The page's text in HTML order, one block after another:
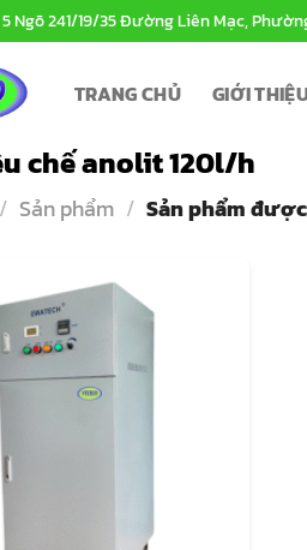
Ngõ 241/19/35 Đường Liên Mạc,
TRANG CHỦ GIỚI
chế anolit 120l/h
/ Sản phẩm / Sản phẩm